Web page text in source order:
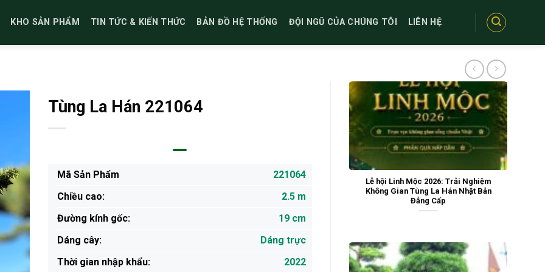
KHO SẢN PHẨM TIN TỨC & KIẾN THỨC BẢN ĐỒ HỆ THỐNG ĐỘI NGŨ CỦA CHÚNG TÔI LIÊN HỆ
Lễ hội Linh Mộc 2026: Trải Nghiệm
Không Gian Tùng La Hán Nhật Bản
Đẳng Cấp
Tùng La Hán 221064
Mã Sản Phẩm
221064
Chiều cao:
2.5 m
Đường kính gốc:
19 cm
Dáng cây:
Dáng trực
Thời gian nhập khẩu:
2022